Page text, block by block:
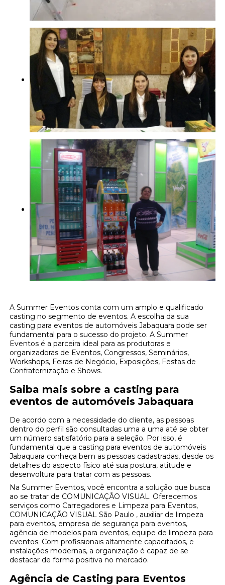
A Summer Eventos conta com um amplo e qualificado
casting no segmento de eventos. A escolha da sua
casting para eventos de automóveis Jabaquara pode ser
fundamental para o sucesso do projeto. A Summer
Eventos é a parceira ideal para as produtoras e
organizadoras de Eventos, Congressos, Seminários,
Workshops, Feiras de Negócio, Exposições, Festas de
Confraternização e Shows.
Saiba mais sobre a casting para
eventos de automóveis Jabaquara
De acordo com a necessidade do cliente, as pessoas
dentro do perfil são consultadas uma a uma até se obter
um número satisfatório para a seleção. Por isso, é
fundamental que a casting para eventos de automóveis
Jabaquara conheça bem as pessoas cadastradas, desde os
detalhes do aspecto físico até sua postura, atitude e
desenvoltura para tratar com as pessoas.
Na Summer Eventos, você encontra a solução que busca
ao se tratar de COMUNICAÇÃO VISUAL. Oferecemos
serviços como Carregadores e Limpeza para Eventos,
COMUNICAÇÃO VISUAL São Paulo , auxiliar de limpeza
para eventos, empresa de segurança para eventos,
agência de modelos para eventos, equipe de limpeza para
eventos. Com profissionais altamente capacitados, e
instalações modernas, a organização é capaz de se
destacar de forma positiva no mercado.
Agência de Casting para Eventos